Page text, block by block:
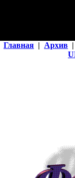
Главная | Архив |